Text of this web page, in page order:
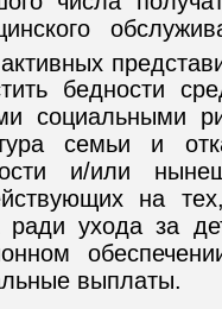
бедности
социальными
семьи и
и/или
на
ради ухода за
выплаты.